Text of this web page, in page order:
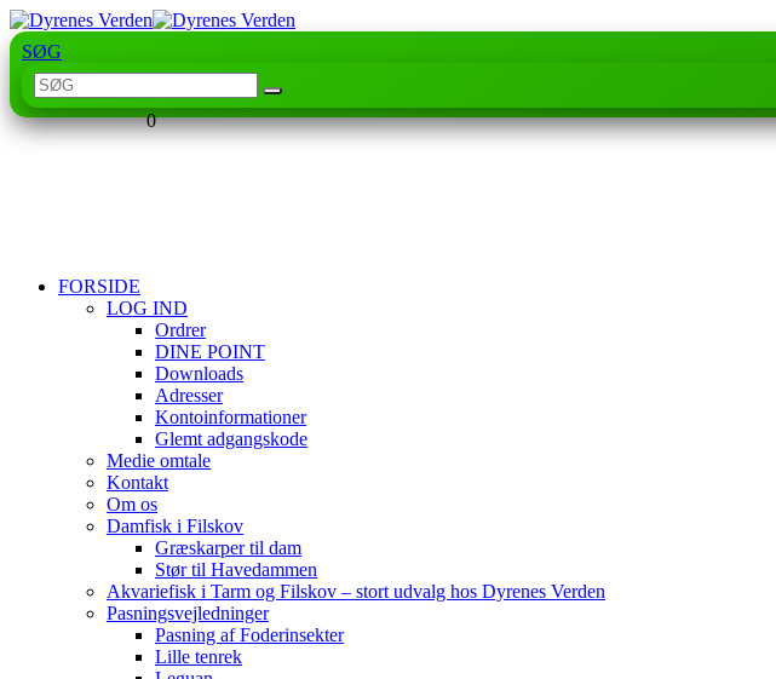
SØG
0
FORSIDE
LOG IND
Ordrer
DINE POINT
Downloads
Adresser
Kontoinformationer
Glemt adgangskode
Medie omtale
Kontakt
Om os
Damfisk i Filskov
Græskarper til dam
Stør til Havedammen
Akvariefisk i Tarm og Filskov – stort udvalg hos Dyrenes Verden
Pasningsvejledninger
Pasning af Foderinsekter
Lille tenrek